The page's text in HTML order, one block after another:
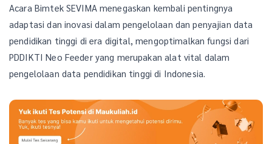
Acara Bimtek SEVIMA menegaskan kembali pentingnya
adaptasi dan inovasi dalam pengelolaan dan penyajian data
pendidikan tinggi di era digital, mengoptimalkan fungsi dari
PDDIKTI Neo Feeder yang merupakan alat vital dalam
pengelolaan data pendidikan tinggi di Indonesia.